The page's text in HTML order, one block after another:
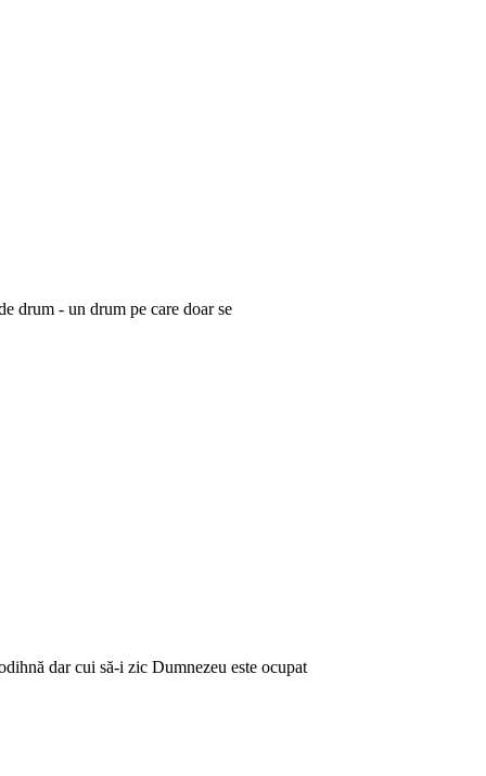
drum - un drum pe care doar se
dar cui să-i zic Dumnezeu este ocupat